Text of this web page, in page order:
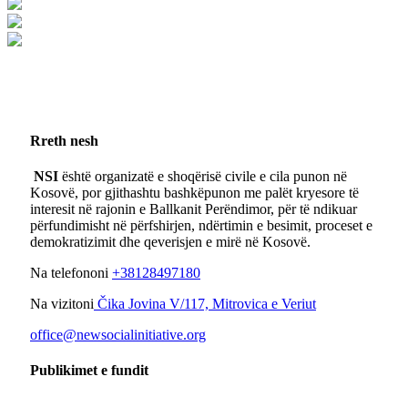
Rreth nesh
NSI është organizatë e shoqërisë civile e cila punon në
Kosovë, por gjithashtu bashkëpunon me palët kryesore të
interesit në rajonin e Ballkanit Perëndimor, për të ndikuar
përfundimisht në përfshirjen, ndërtimin e besimit, proceset e
demokratizimit dhe qeverisjen e mirë në Kosovë.
Na telefononi +38128497180
Na vizitoni Čika Jovina V/117, Mitrovica e Veriut
office@newsocialinitiative.org
Publikimet e fundit